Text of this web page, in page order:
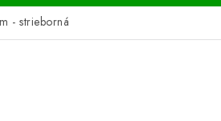
- strieborná